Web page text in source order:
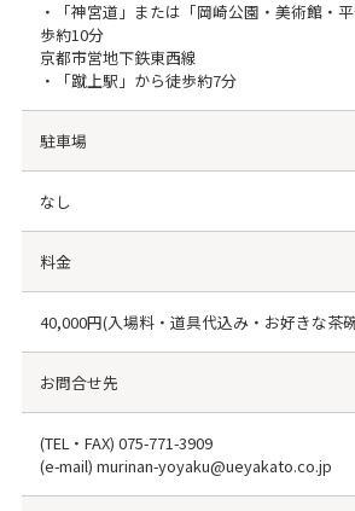
・「神宮道」または「岡崎公園・美術館・
歩約10分
京都市営地下鉄東西線
・「蹴上駅」から徒歩約7分
駐車場
なし
料金
40,000円(入場料・道具代込み・お好きな茶
お問合せ先
(TEL・FAX) 075-771-3909
(e-mail) murinan-yoyaku@ueyakato.co.jp